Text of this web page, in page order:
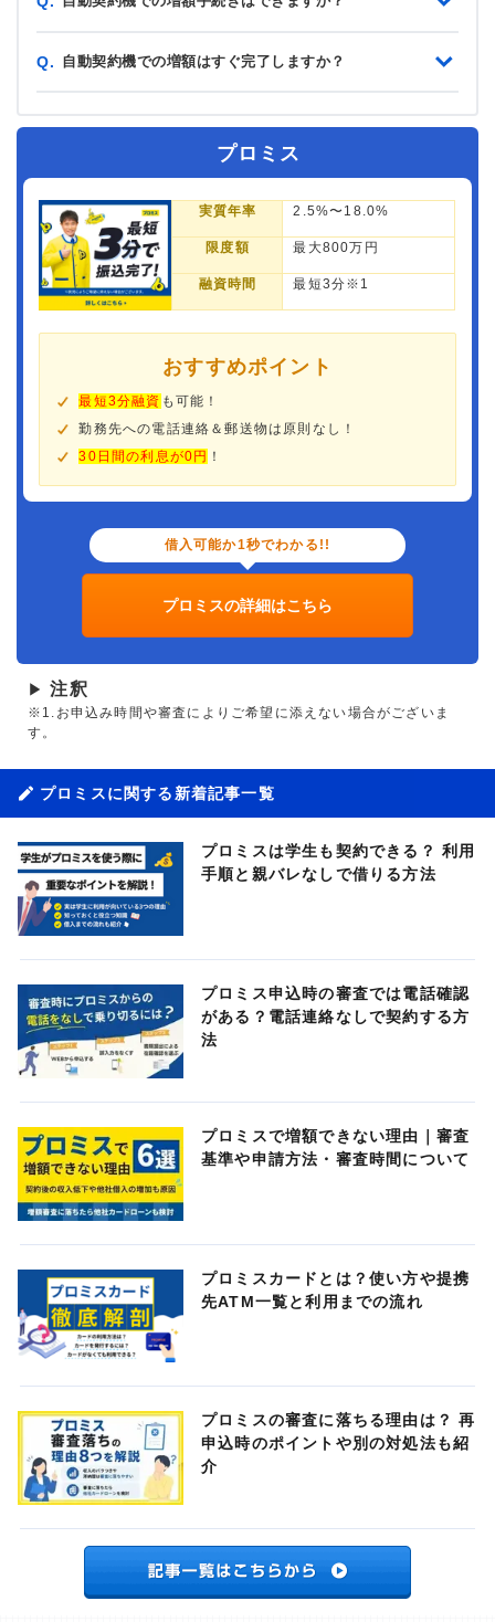
Q. 自動契約機での増額はすぐ完了しますか？
プロミス
実質年率 2.5%〜18.0%
限度額 最大800万円
融資時間 最短3分※1
おすすめポイント
最短3分融資 も可能！
勤務先への電話連絡＆郵送物は原則なし！
30日間の利息が0円 ！
借入可能か1秒でわかる!!
プロミスの詳細はこちら
▶ 注釈
※1.お申込み時間や審査によりご希望に添えない場合がございま
す。
プロミスに関する新着記事一覧
プロミスは学生も契約できる？ 利用
手順と親バレなしで借りる方法
プロミス申込時の審査では電話確認
がある？電話連絡なしで契約する方
法
プロミスで増額できない理由｜審査
基準や申請方法・審査時間について
プロミスカードとは？使い方や提携
先ATM一覧と利用までの流れ
プロミスの審査に落ちる理由は？ 再
申込時のポイントや別の対処法も紹
介